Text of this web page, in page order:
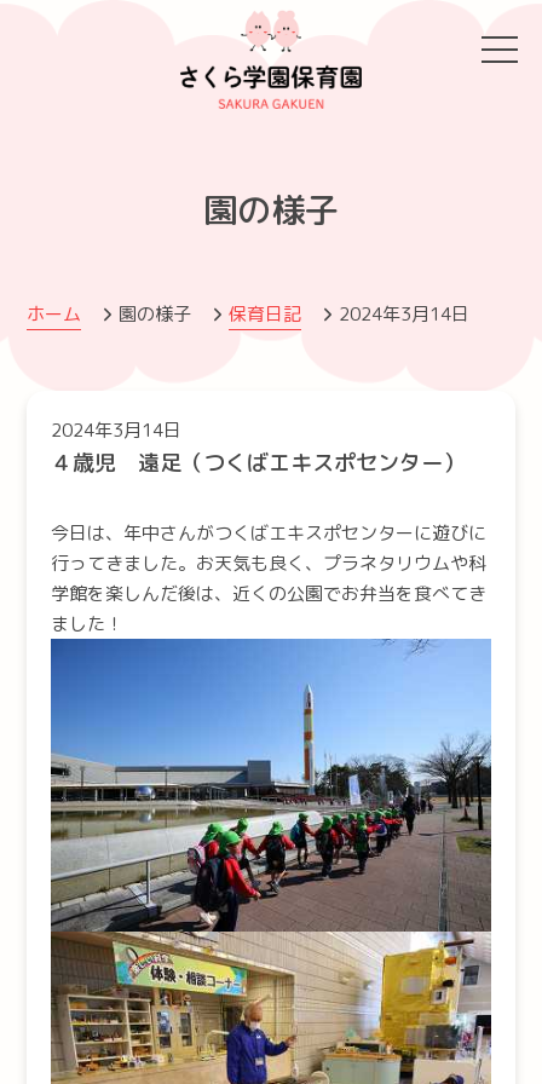
園の様子
ホーム 園の様子 保育日記 2024年3月14日
2024年3月14日
４歳児 遠足（つくばエキスポセンター）
今日は、年中さんがつくばエキスポセンターに遊びに
行ってきました。お天気も良く、プラネタリウムや科
学館を楽しんだ後は、近くの公園でお弁当を食べてき
ました！